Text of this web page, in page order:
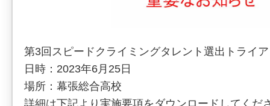
第3回スピードクライミングタレント選出トライ
日時：2023年6月25日
場所：幕張総合高校
詳細は下記より実施要項をダウンロードしてくだ